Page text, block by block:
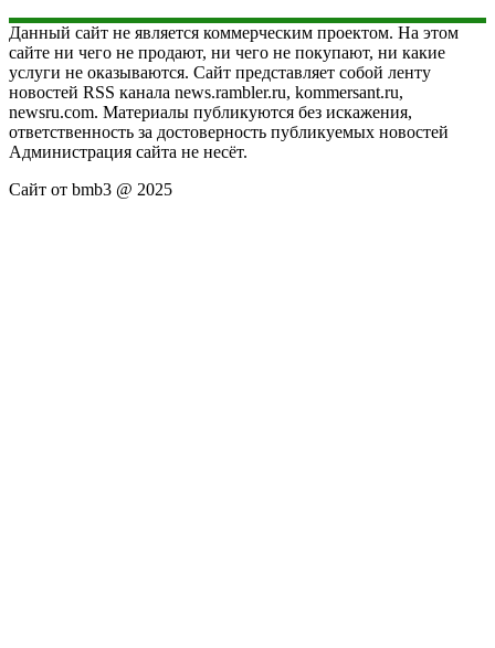
Данный сайт не является коммерческим проектом. На этом
сайте ни чего не продают, ни чего не покупают, ни какие
услуги не оказываются. Сайт представляет собой ленту
новостей RSS канала news.rambler.ru, kommersant.ru,
newsru.com. Материалы публикуются без искажения,
ответственность за достоверность публикуемых новостей
Администрация сайта не несёт.
Сайт от bmb3 @ 2025